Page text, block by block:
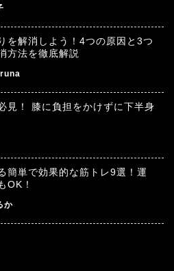
を解消しよう！4つの原因と3つ
方法を徹底解説
見！ 膝に負担をかけずに下半身
簡単で効果的な筋トレ9選！運
OK！
か